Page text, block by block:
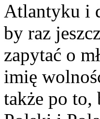
Atlantyku i
by raz
zapytać o
imię
także po to,